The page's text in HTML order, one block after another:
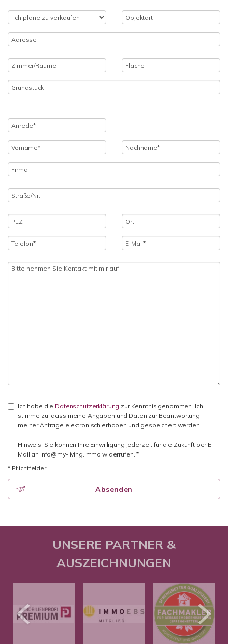
Ich habe die Datenschutzerklärung zur Kenntnis genommen. Ich
stimme zu, dass meine Angaben und Daten zur Beantwortung
meiner Anfrage elektronisch erhoben und gespeichert werden.
Hinweis: Sie können Ihre Einwilligung jederzeit für die Zukunft per E-
Mail an info@my-living.immo widerrufen. *
* Pflichtfelder
Absenden
UNSERE PARTNER &
AUSZEICHNUNGEN